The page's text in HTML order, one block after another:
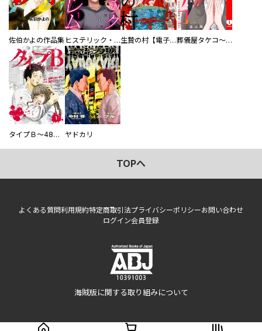
佐伯かよの作品集 ヒステリック・ハーレム～搾られる男と堕ちる女～【電子単行本版】 生贄の村【電子単行本版】 葬儀屋タケコ～あなたの最期、叶えます【電子単行本版】
タイプＢ～48時間後、致死率100％～【単話】 ヤドカリ
TOPへ
よくある質問利用規約特定商取引法プライバシーポリシーお問い合わせ
ログイン会員登録
海賊版に関する取り組みについて